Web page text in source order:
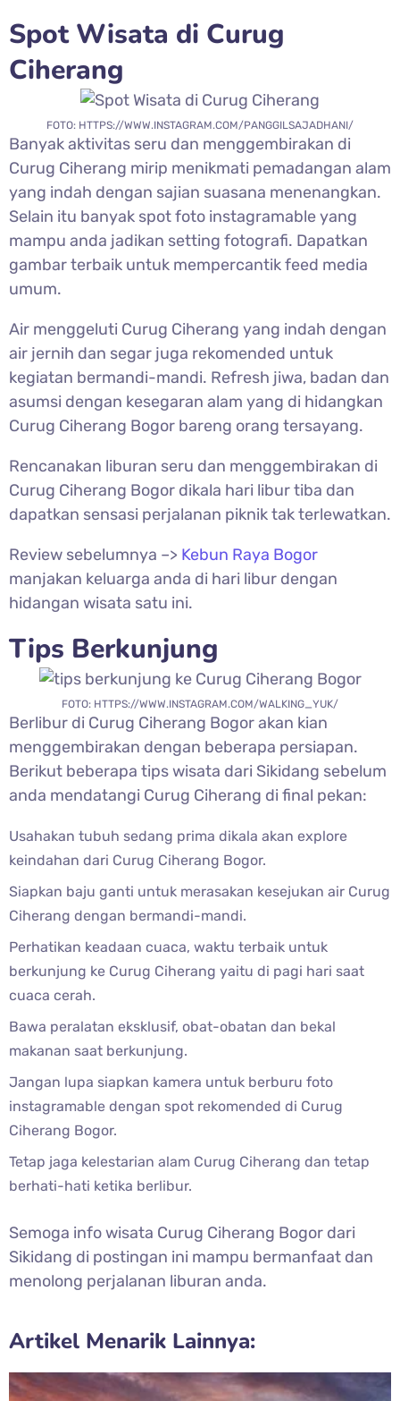
Spot Wisata di Curug
Ciherang
FOTO: HTTPS://WWW.INSTAGRAM.COM/PANGGILSAJADHANI/
Banyak aktivitas seru dan menggembirakan di
Curug Ciherang mirip menikmati pemadangan alam
yang indah dengan sajian suasana menenangkan.
Selain itu banyak spot foto instagramable yang
mampu anda jadikan setting fotografi. Dapatkan
gambar terbaik untuk mempercantik feed media
umum.
Air menggeluti Curug Ciherang yang indah dengan
air jernih dan segar juga rekomended untuk
kegiatan bermandi-mandi. Refresh jiwa, badan dan
asumsi dengan kesegaran alam yang di hidangkan
Curug Ciherang Bogor bareng orang tersayang.
Rencanakan liburan seru dan menggembirakan di
Curug Ciherang Bogor dikala hari libur tiba dan
dapatkan sensasi perjalanan piknik tak terlewatkan.
Review sebelumnya –> Kebun Raya Bogor
manjakan keluarga anda di hari libur dengan
hidangan wisata satu ini.
Tips Berkunjung
FOTO: HTTPS://WWW.INSTAGRAM.COM/WALKING_YUK/
Berlibur di Curug Ciherang Bogor akan kian
menggembirakan dengan beberapa persiapan.
Berikut beberapa tips wisata dari Sikidang sebelum
anda mendatangi Curug Ciherang di final pekan:
Usahakan tubuh sedang prima dikala akan explore
keindahan dari Curug Ciherang Bogor.
Siapkan baju ganti untuk merasakan kesejukan air Curug
Ciherang dengan bermandi-mandi.
Perhatikan keadaan cuaca, waktu terbaik untuk
berkunjung ke Curug Ciherang yaitu di pagi hari saat
cuaca cerah.
Bawa peralatan eksklusif, obat-obatan dan bekal
makanan saat berkunjung.
Jangan lupa siapkan kamera untuk berburu foto
instagramable dengan spot rekomended di Curug
Ciherang Bogor.
Tetap jaga kelestarian alam Curug Ciherang dan tetap
berhati-hati ketika berlibur.
Semoga info wisata Curug Ciherang Bogor dari
Sikidang di postingan ini mampu bermanfaat dan
menolong perjalanan liburan anda.
Artikel Menarik Lainnya: